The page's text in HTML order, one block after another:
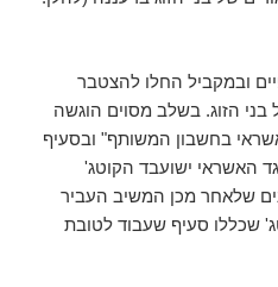
ובמקביל החלו להצטבר
הזוג. בשלב מסוים הוגשה
בחשבון המשותף" ובסעיף
האשראי ישועבד הקוטג'
שלאחר מכן המשיב העביר
שכללו סעיף שעבוד לטובת